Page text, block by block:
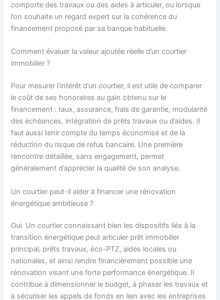
comporte des travaux ou des aides à articuler, ou lorsque
l’on souhaite un regard expert sur la cohérence du
financement proposé par sa banque habituelle.
Comment évaluer la valeur ajoutée réelle d’un courtier
immobilier ?
Pour mesurer l’intérêt d’un courtier, il est utile de comparer
le coût de ses honoraires au gain obtenu sur le
financement : taux, assurance, frais de garantie, modularité
des échéances, intégration de prêts travaux ou d’aides. Il
faut aussi tenir compte du temps économisé et de la
réduction du risque de refus bancaire. Une première
rencontre détaillée, sans engagement, permet
généralement d’apprécier la qualité de son analyse.
Un courtier peut-il aider à financer une rénovation
énergétique ambitieuse ?
Oui. Un courtier connaissant bien les dispositifs liés à la
transition énergétique peut articuler prêt immobilier
principal, prêts travaux, éco-PTZ, aides locales ou
nationales, et ainsi rendre financièrement possible une
rénovation visant une forte performance énergétique. Il
contribue à dimensionner le budget, à phaser les travaux et
à sécuriser les appels de fonds en lien avec les entreprises